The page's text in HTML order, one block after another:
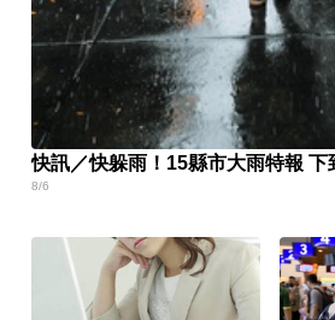
快訊／快躲雨！15縣市大雨特報 下
8/6